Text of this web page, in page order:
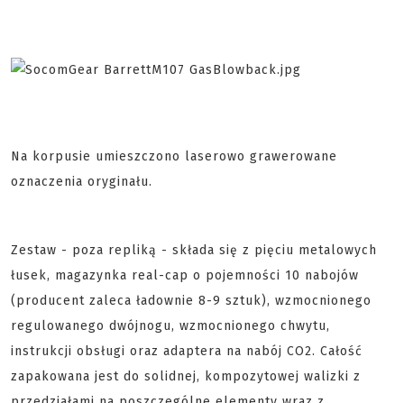
Na korpusie umieszczono laserowo grawerowane
oznaczenia oryginału.
Zestaw - poza repliką - składa się z pięciu metalowych
łusek, magazynka real-cap o pojemności 10 nabojów
(producent zaleca ładownie 8-9 sztuk), wzmocnionego
regulowanego dwójnogu, wzmocnionego chwytu,
instrukcji obsługi oraz adaptera na nabój CO2. Całość
zapakowana jest do solidnej, kompozytowej walizki z